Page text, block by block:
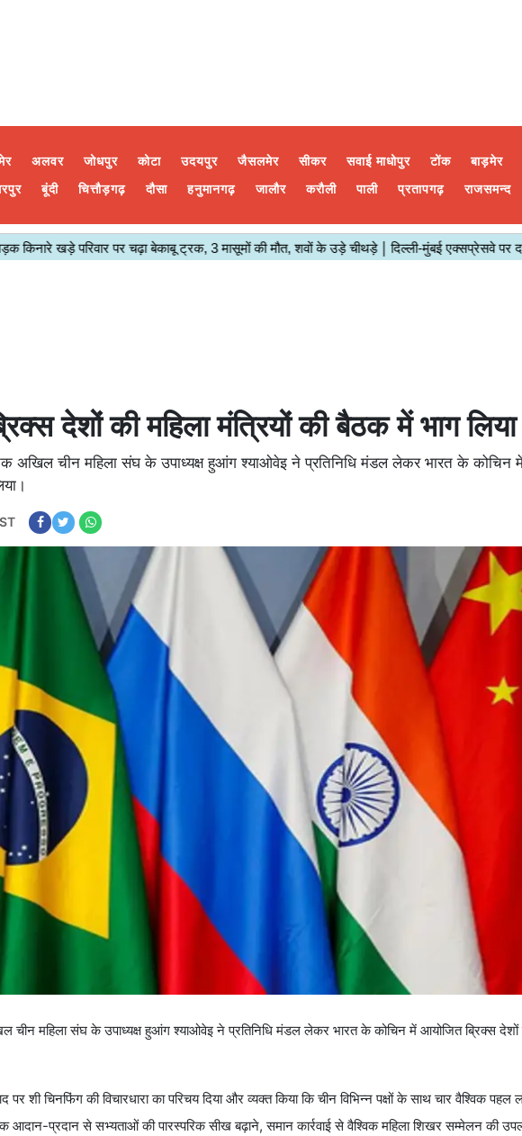
अलवर जोधपुर कोटा उदयपुर जैसलमेर सीकर सवाई माधोपुर टोंक बाड़मेर
बूंदी चित्तौड़गढ़ दौसा हनुमानगढ़ जालौर करौली पाली प्रतापगढ़ राजसमन्द
देशों की महिला मंत्रियों की बैठक में भाग लिया
चीन महिला संघ के उपाध्यक्ष हुआंग श्याओवेइ ने प्रतिनिधि मंडल लेकर भारत के कोचिन
महिला संघ के उपाध्यक्ष हुआंग श्याओवेइ ने प्रतिनिधि मंडल लेकर भारत के कोचिन में आयोजित ब्रिक्स देशों
शी चिनफिंग की विचारधारा का परिचय दिया और व्यक्त किया कि चीन विभिन्न पक्षों के साथ चार वैश्विक पहल
प्रदान से सभ्यताओं की पारस्परिक सीख बढ़ाने, समान कार्रवाई से वैश्विक महिला शिखर सम्मेलन की